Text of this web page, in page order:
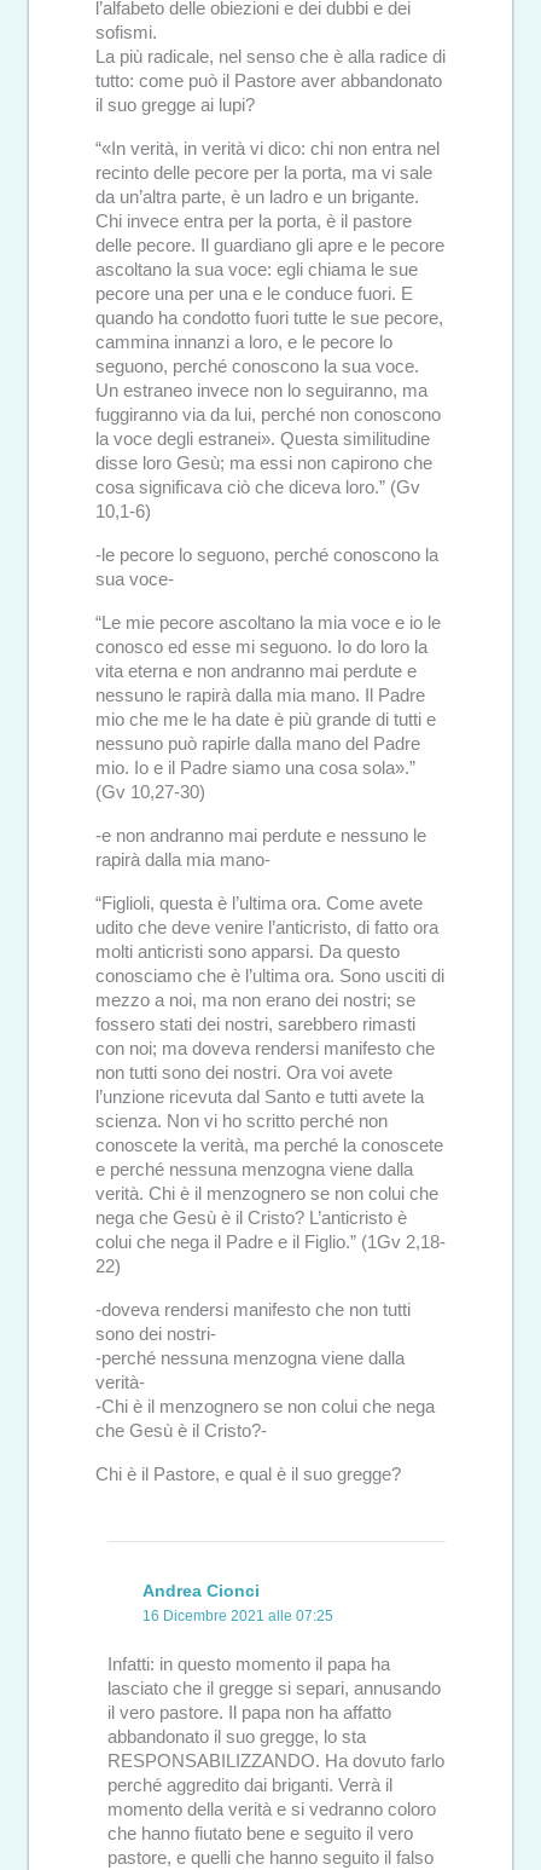
l’alfabeto delle obiezioni e dei dubbi e dei
sofismi.
La più radicale, nel senso che è alla radice di
tutto: come può il Pastore aver abbandonato
il suo gregge ai lupi?
“«In verità, in verità vi dico: chi non entra nel
recinto delle pecore per la porta, ma vi sale
da un’altra parte, è un ladro e un brigante.
Chi invece entra per la porta, è il pastore
delle pecore. Il guardiano gli apre e le pecore
ascoltano la sua voce: egli chiama le sue
pecore una per una e le conduce fuori. E
quando ha condotto fuori tutte le sue pecore,
cammina innanzi a loro, e le pecore lo
seguono, perché conoscono la sua voce.
Un estraneo invece non lo seguiranno, ma
fuggiranno via da lui, perché non conoscono
la voce degli estranei». Questa similitudine
disse loro Gesù; ma essi non capirono che
cosa significava ciò che diceva loro.” (Gv
10,1-6)
-le pecore lo seguono, perché conoscono la
sua voce-
“Le mie pecore ascoltano la mia voce e io le
conosco ed esse mi seguono. Io do loro la
vita eterna e non andranno mai perdute e
nessuno le rapirà dalla mia mano. Il Padre
mio che me le ha date è più grande di tutti e
nessuno può rapirle dalla mano del Padre
mio. Io e il Padre siamo una cosa sola».”
(Gv 10,27-30)
-e non andranno mai perdute e nessuno le
rapirà dalla mia mano-
“Figlioli, questa è l’ultima ora. Come avete
udito che deve venire l’anticristo, di fatto ora
molti anticristi sono apparsi. Da questo
conosciamo che è l’ultima ora. Sono usciti di
mezzo a noi, ma non erano dei nostri; se
fossero stati dei nostri, sarebbero rimasti
con noi; ma doveva rendersi manifesto che
non tutti sono dei nostri. Ora voi avete
l’unzione ricevuta dal Santo e tutti avete la
scienza. Non vi ho scritto perché non
conoscete la verità, ma perché la conoscete
e perché nessuna menzogna viene dalla
verità. Chi è il menzognero se non colui che
nega che Gesù è il Cristo? L’anticristo è
colui che nega il Padre e il Figlio.” (1Gv 2,18-
22)
-doveva rendersi manifesto che non tutti
sono dei nostri-
-perché nessuna menzogna viene dalla
verità-
-Chi è il menzognero se non colui che nega
che Gesù è il Cristo?-
Chi è il Pastore, e qual è il suo gregge?
Andrea Cionci
16 Dicembre 2021 alle 07:25
Infatti: in questo momento il papa ha
lasciato che il gregge si separi, annusando
il vero pastore. Il papa non ha affatto
abbandonato il suo gregge, lo sta
RESPONSABILIZZANDO. Ha dovuto farlo
perché aggredito dai briganti. Verrà il
momento della verità e si vedranno coloro
che hanno fiutato bene e seguito il vero
pastore, e quelli che hanno seguito il falso